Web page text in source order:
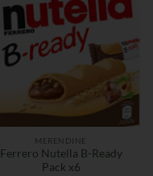
MERENDINE
Ferrero Nutella B-Ready
Pack x6